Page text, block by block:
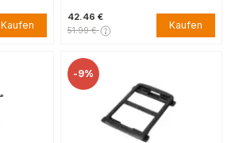
Kaufen
42.46 €
51.99 € Kaufen
-9%